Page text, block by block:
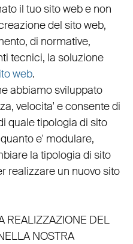
il tuo sito web e non
del sito web,
di normative,
tecnici, la soluzione
web.
abbiamo sviluppato
, velocita' e consente di
quale tipologia di sito
e' modulare,
la tipologia di sito
realizzare un nuovo sito
REALIZZAZIONE DEL
NOSTRA